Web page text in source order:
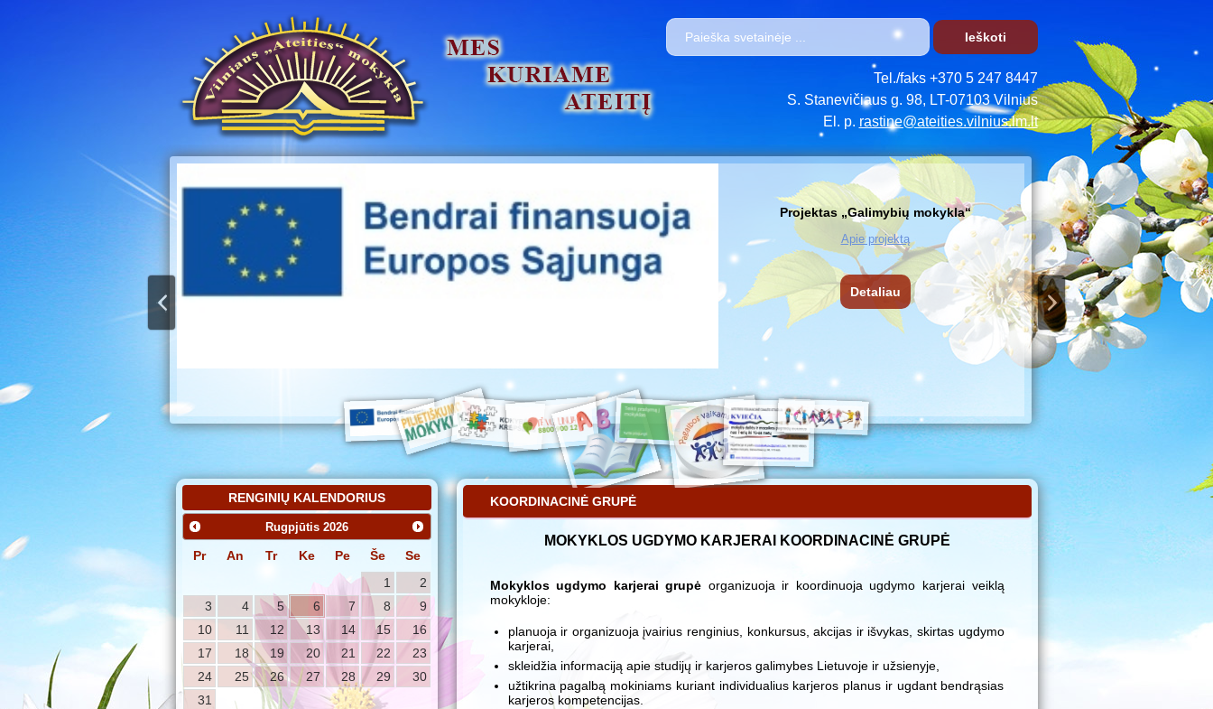
Tel./faks +370 5 247 8447
S. Stanevičiaus g. 98, LT-07103 Vilnius
El. p. rastine@ateities.vilnius.lm.lt
Projektas „Galimybių mokykla“
Apie projektą
RENGINIŲ KALENDORIUS
Rugpjūtis 2026
Pr An Tr Ke Pe Še
Se
1
2
3
4 5 6 7 8
9
10
11 12 13 14 15
16
17
18 19 20 21 22
23
24
25 26 27 28 29
30
31
KOORDINACINĖ GRUPĖ
MOKYKLOS UGDYMO KARJERAI KOORDINACINĖ GRUPĖ
Mokyklos ugdymo karjerai grupė organizuoja ir koordinuoja ugdymo karjerai veiklą
mokykloje:
planuoja ir organizuoja įvairius renginius, konkursus, akcijas ir išvykas, skirtas ugdymo
karjerai,
skleidžia informaciją apie studijų ir karjeros galimybes Lietuvoje ir užsienyje,
užtikrina pagalbą mokiniams kuriant individualius karjeros planus ir ugdant bendrąsias
karjeros kompetencijas.